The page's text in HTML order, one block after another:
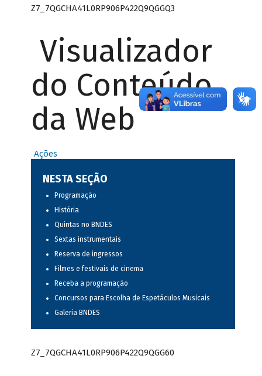
Z7_7QGCHA41L0RP906P422Q9QGGQ3
Visualizador
do Conteúdo
da Web
Ações
NESTA SEÇÃO
Programação
História
Quintas no BNDES
Sextas instrumentais
Reserva de ingressos
Filmes e festivais de cinema
Receba a programação
Concursos para Escolha de Espetáculos Musicais
Galeria BNDES
Z7_7QGCHA41L0RP906P422Q9QGG60